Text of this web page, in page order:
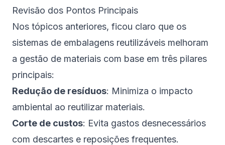
Revisão dos Pontos Principais
Nos tópicos anteriores, ficou claro que os
sistemas de embalagens reutilizáveis melhoram
a gestão de materiais com base em três pilares
principais:
Redução de resíduos: Minimiza o impacto
ambiental ao reutilizar materiais.
Corte de custos: Evita gastos desnecessários
com descartes e reposições frequentes.